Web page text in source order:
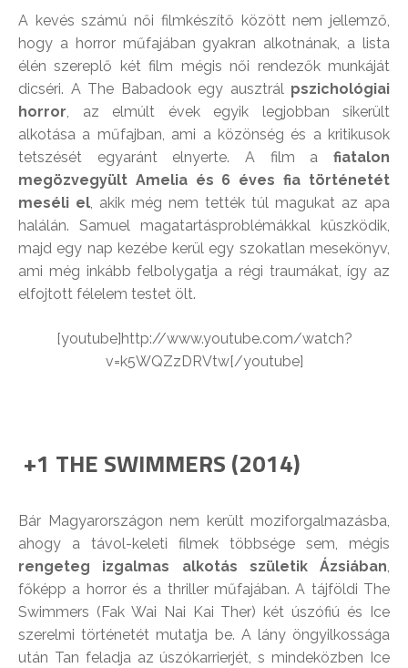
A kevés számú női filmkészítő között nem jellemző,
hogy a horror műfajában gyakran alkotnának, a lista
élén szereplő két film mégis női rendezők munkáját
dicséri. A The Babadook egy ausztrál pszichológiai
horror, az elmúlt évek egyik legjobban sikerült
alkotása a műfajban, ami a közönség és a kritikusok
tetszését egyaránt elnyerte. A film a fiatalon
megözvegyült Amelia és 6 éves fia történetét
meséli el, akik még nem tették túl magukat az apa
halálán. Samuel magatartásproblémákkal küszködik,
majd egy nap kezébe kerül egy szokatlan mesekönyv,
ami még inkább felbolygatja a régi traumákat, így az
elfojtott félelem testet ölt.
[youtube]http://www.youtube.com/watch?
v=k5WQZzDRVtw[/youtube]
+1 THE SWIMMERS (2014)
Bár Magyarországon nem került moziforgalmazásba,
ahogy a távol-keleti filmek többsége sem, mégis
rengeteg izgalmas alkotás születik Ázsiában,
főképp a horror és a thriller műfajában. A tájföldi The
Swimmers (Fak Wai Nai Kai Ther) két úszófiú és Ice
szerelmi történetét mutatja be. A lány öngyilkossága
után Tan feladja az úszókarrierjét, s mindeközben Ice